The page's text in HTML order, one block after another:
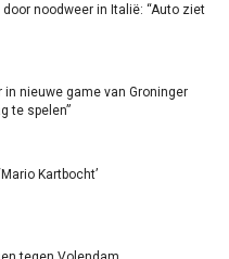
noodweer in Italië: “Auto ziet
nieuwe game van Groninger
te spelen”
Kartbocht’